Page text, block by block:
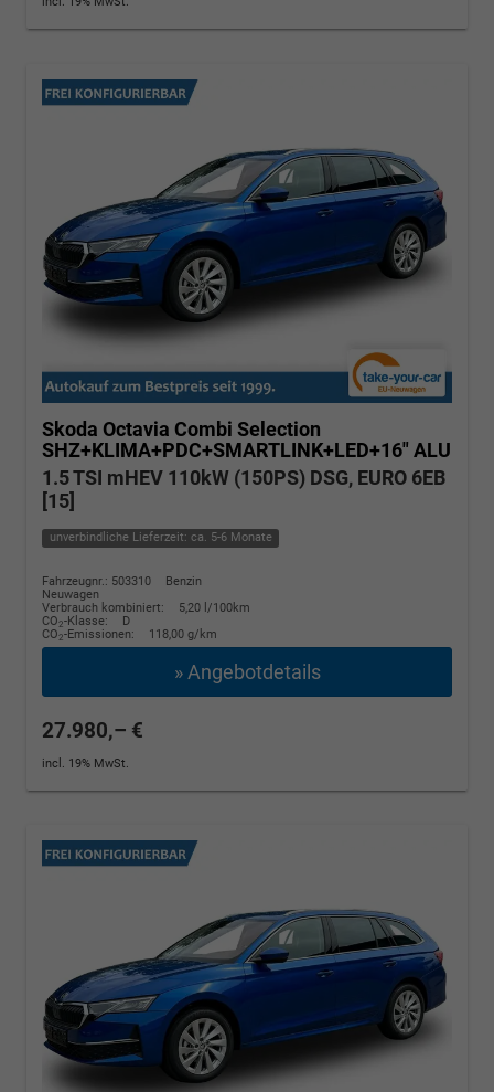
Skoda Octavia Combi Selection
SHZ+KLIMA+PDC+SMARTLINK+LED+16" ALU
1.5 TSI mHEV 110kW (150PS) DSG, EURO 6EB
[15]
unverbindliche Lieferzeit: ca. 5-6 Monate
Fahrzeugnr.: 503310
Benzin
Neuwagen
Verbrauch kombiniert:
5,20 l/100km
CO2-Klasse:
D
CO2-Emissionen: 118,00 g/km
» Angebotdetails
27.980,– €
incl. 19% MwSt.